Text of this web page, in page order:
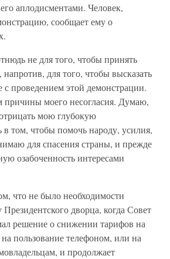
аплодисментами. Человек,
сообщает ему о
не для того, чтобы принять
для того, чтобы высказать
с проведением этой демонстрации.
причины моего несогласия. Думаю,
мою глубокую
в том, чтобы помочь народу, усилия,
для спасения страны, и прежде
озабоченность интересами
что не было необходимости
дворца, когда Совет
решение о снижении тарифов на
пользование телефоном, или на
и продолжает